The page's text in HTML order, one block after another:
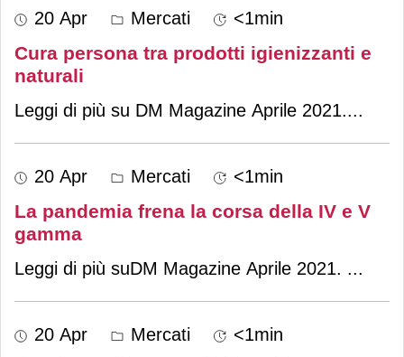
20 Apr Mercati <1min
Cura persona tra prodotti igienizzanti e
naturali
Leggi di più su DM Magazine Aprile 2021....
20 Apr Mercati <1min
La pandemia frena la corsa della IV e V
gamma
Leggi di più suDM Magazine Aprile 2021. ...
20 Apr Mercati <1min